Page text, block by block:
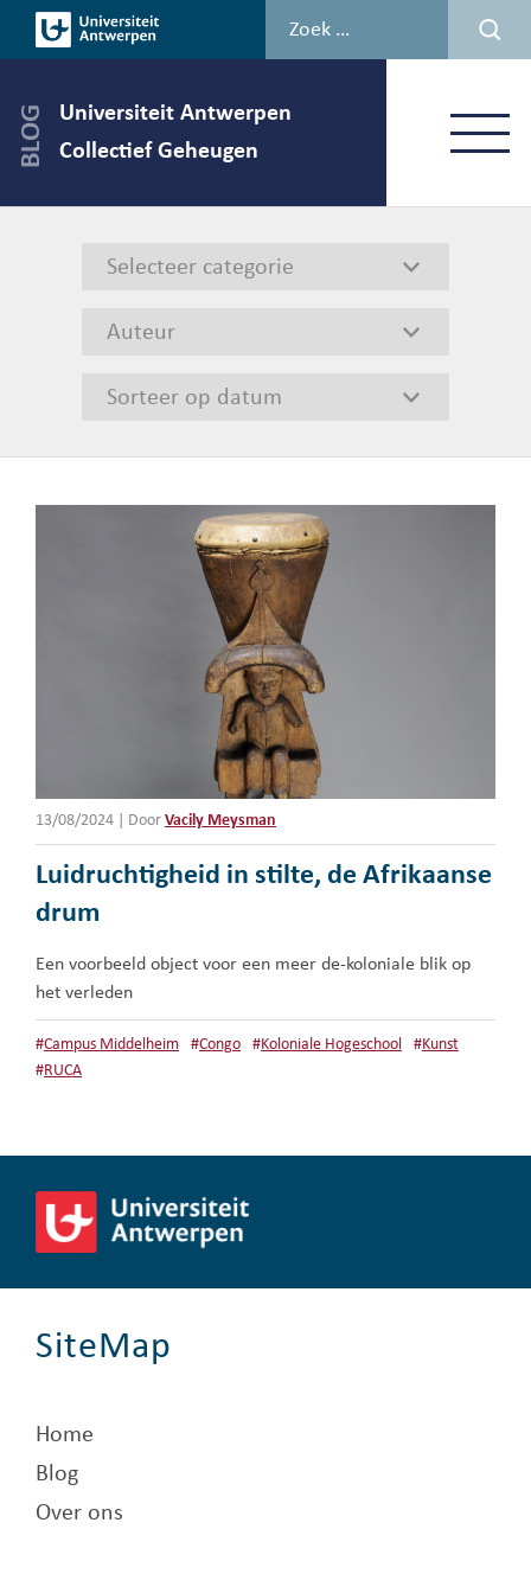
Spring
Universiteit Antwerpen
Collectief Geheugen
Menu
13/08/2024 Door Vacily Meysman
Luidruchtigheid in stilte, de Afrikaanse
drum
Een voorbeeld object voor een meer de-koloniale blik op
het verleden
#Campus Middelheim #Congo #Koloniale Hogeschool #Kunst
#RUCA
SiteMap
Home
Blog
Over ons